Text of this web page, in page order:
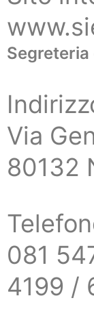
Via
80132
081
4199 /